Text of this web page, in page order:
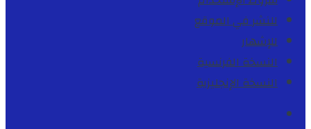
للنشر في الموقع
للإشهار
النسخة الفرنسية
النسخة الإنجليزية